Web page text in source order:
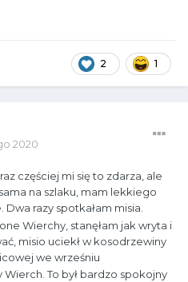
2 1
2020
częściej mi się to zdarza, ale
na szlaku, mam lekkiego
Dwa razy spotkałam misia.
Wierchy, stanęłam jak wryta i
misio uciekł w kosodrzewiny
we wrześniu
To był bardzo spokojny